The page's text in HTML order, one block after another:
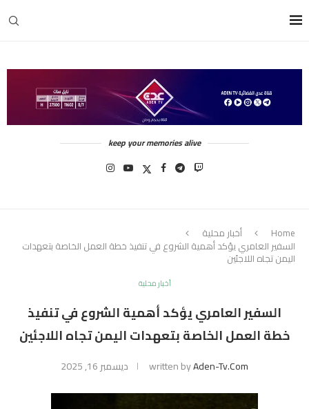
keep your memories alive
Home أخبار محلية
السفير العامري يؤكد أهمية الشروع في تنفيذ خطة العمل الخاصة بتعهدات
اليمن تجاه اللاجئين
أخبار محلية
السفير العامري يؤكد أهمية الشروع في تنفيذ
خطة العمل الخاصة بتعهدات اليمن تجاه اللاجئين
written byAden-Tv.com ديسمبر 16, 2025